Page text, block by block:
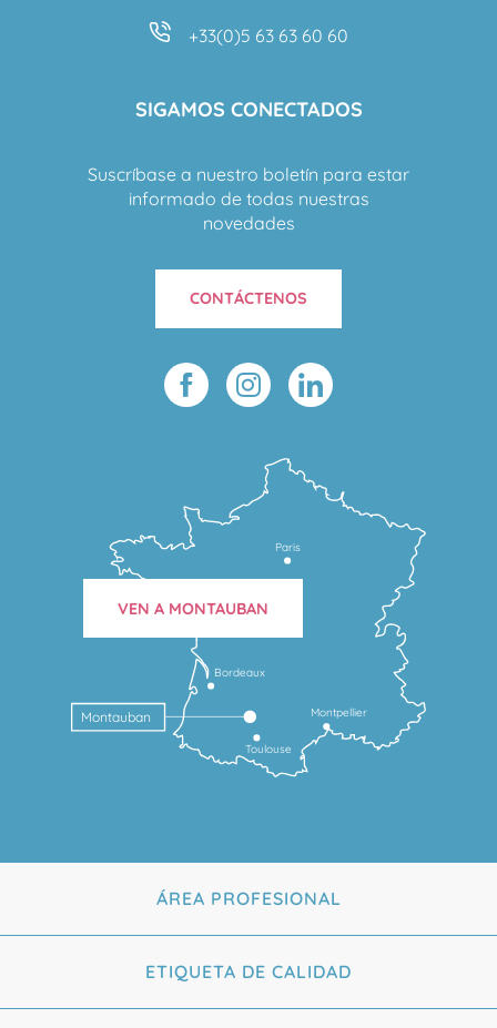
+33(0)5 63 63 60 60
SIGAMOS CONECTADOS
Suscríbase a nuestro boletín para estar
informado de todas nuestras
novedades
CONTÁCTENOS
Toulouse
Montpellier
Bordeaux
Montauban
Paris
VEN A MONTAUBAN
ÁREA PROFESIONAL
ETIQUETA DE CALIDAD